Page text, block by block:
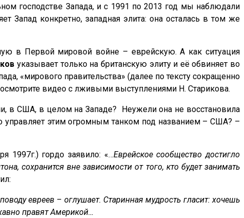
господстве Запада, и с 1991 по 2013 год мы наблюдали
Запад конкретно, западная элита: она осталась в том же
в Первой мировой войне – еврейскую. А как ситуация
указывает только на британскую элиту и её обвиняет во
«мирового правительства» (далее по тексту сокращенно
видео с лживыми выступлениями Н. Старикова.
в США, в целом на Западе? Неужели она не восстановила
управляет этим огромным танком под названием – США? –
1997г.) гордо заявило: «…Еврейское сообщество достигло
сохранится вне зависимости от того, кто будет занимать
евреев – оглушает. Старинная мудрость гласит: хочешь
правят Америкой…